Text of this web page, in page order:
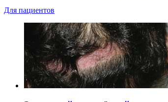
Для пациентов